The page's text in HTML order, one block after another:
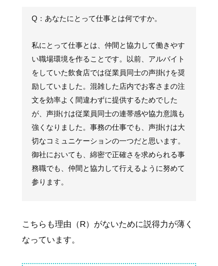
Q：あなたにとって仕事とは何ですか。
私にとって仕事とは、仲間と協力して働きやす
い職場環境を作ることです。以前、アルバイト
をしていた飲食店では従業員同士の声掛けを奨
励していました。混雑した店内でお客さまの注
文を効率よく間違わずに提供するためでした
が、声掛けは従業員同士の連帯感や協力意識も
強くなりました。事務の仕事でも、声掛けは大
切なコミュニケーションの一つだと思います。
御社においても、綿密で正確さを求められる事
務職でも、仲間と協力して行えるように努めて
参ります。
こちらも理由（R）がないために説得力が薄く
なっています。